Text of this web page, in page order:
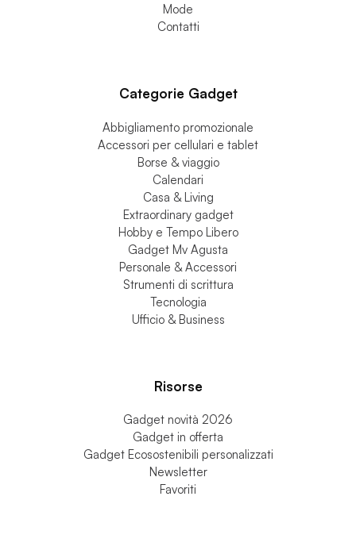
Mode
Contatti
Categorie Gadget
Abbigliamento promozionale
Accessori per cellulari e tablet
Borse & viaggio
Calendari
Casa & Living
Extraordinary gadget
Hobby e Tempo Libero
Gadget Mv Agusta
Personale & Accessori
Strumenti di scrittura
Tecnologia
Ufficio & Business
Risorse
Gadget novità 2026
Gadget in offerta
Gadget Ecosostenibili personalizzati
Newsletter
Favoriti